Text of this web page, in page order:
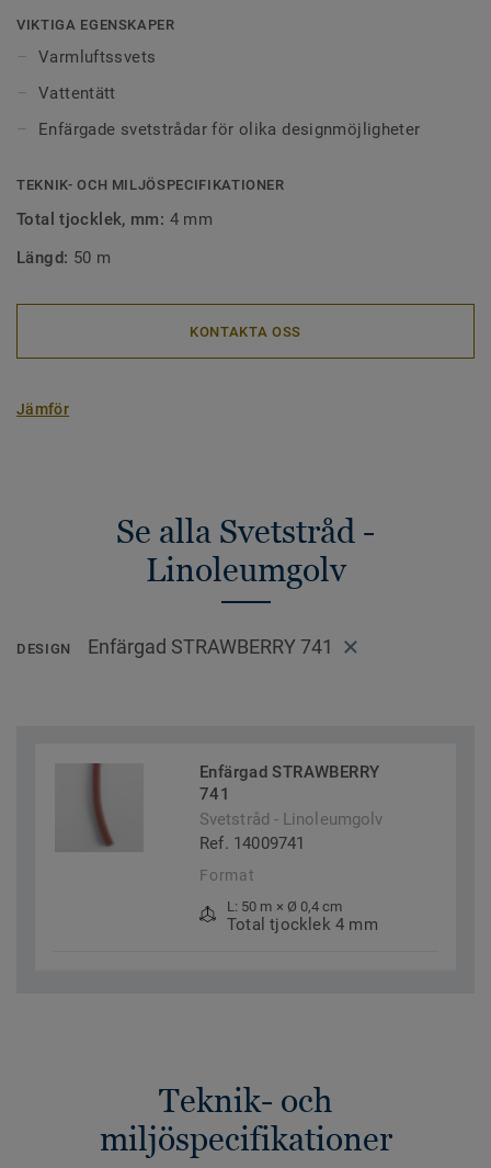
Ytor som är sammanfogade med svetstråd är lätta att hålla
golven. Våra svetstrådar finns i alla möjliga färger. De kan
framhäva, kontrastrera , dölja eller gå ton i ton med
materialen de sammanfogar.
VIKTIGA EGENSKAPER
Varmluftssvets
Vattentätt
Enfärgade svetstrådar för olika designmöjligheter
TEKNIK- OCH MILJÖSPECIFIKATIONER
Total tjocklek, mm: 4 mm
Längd: 50 m
KONTAKTA OSS
Jämför
Se alla Svetstråd -
Linoleumgolv
DESIGN Enfärgad STRAWBERRY 741
Enfärgad STRAWBERRY
741
Svetstråd - Linoleumgolv
Ref. 14009741
Format
L: 50 m × Ø 0,4 cm
Total tjocklek 4 mm
Teknik- och
miljöspecifikationer